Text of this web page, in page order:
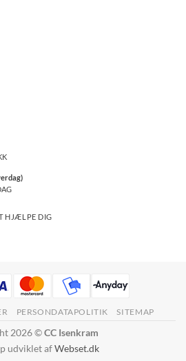
HJÆLPE DIG
PERSONDATAPOLITIK SITEMAP
2026 ©CC Isenkram
udviklet afWebset.dk